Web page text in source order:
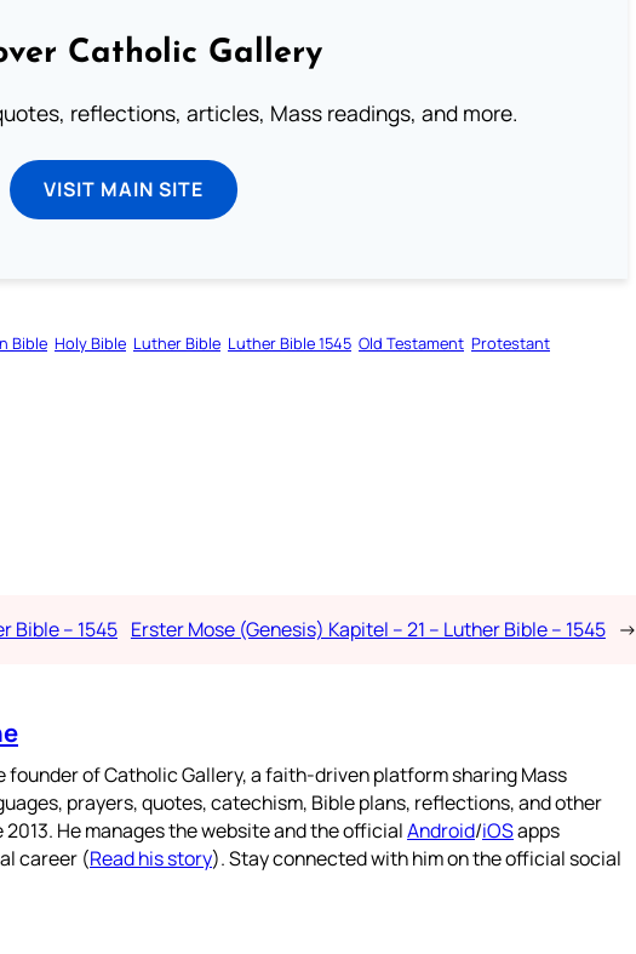
Catholic Gallery
reflections, articles, Mass readings, and more.
VISIT MAIN SITE
Bible Holy Bible Luther Bible Luther Bible 1545 Old Testament Protestant
Bible – 1545 Erster Mose (Genesis) Kapitel – 21 – Luther Bible – 1545 →
founder of Catholic Gallery, a faith-driven platform sharing Mass
prayers, quotes, catechism, Bible plans, reflections, and other
He manages the website and the officialAndroid/iOSapps
career (Read his story). Stay connected with him on the official social